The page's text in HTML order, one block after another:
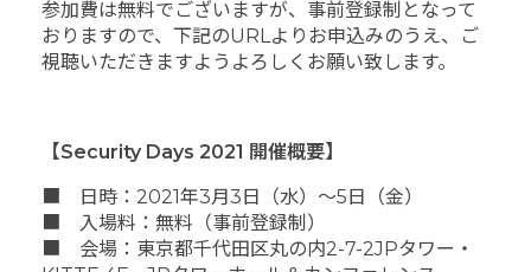
参加費は無料でございますが、事前登録制となって
おりますので、下記のURLよりお申込みのうえ、ご
視聴いただきますようよろしくお願い致します。
【Security Days 2021 開催概要】
■ 日時：2021年3月3日（水）～5日（金）
■ 入場料：無料（事前登録制）
■ 会場：東京都千代田区丸の内2-7-2JPタワー・